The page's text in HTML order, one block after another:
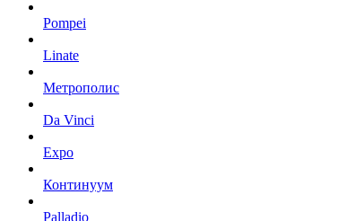
Pompei
Linate
Метрополис
Da Vinci
Expo
Континуум
Palladio